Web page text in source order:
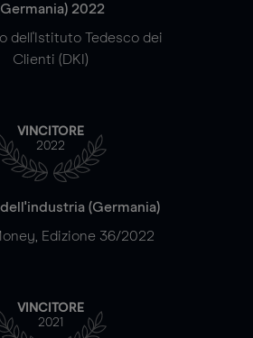
2022
dell'Istituto Tedesco dei
Clienti (DKI)
VINCITORE
2022
(Germania)
Edizione 36/2022
VINCITORE
2021